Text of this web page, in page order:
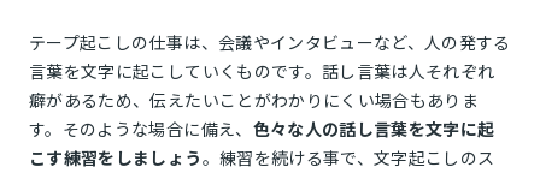
テープ起こしの仕事は、会議やインタビューなど、人の発する
言葉を文字に起こしていくものです。話し言葉は人それぞれ
癖があるため、伝えたいことがわかりにくい場合もありま
す。そのような場合に備え、 色々な人の話し言葉を文字に起
こす練習をしましょう。練習を続ける事で、文字起こしのス